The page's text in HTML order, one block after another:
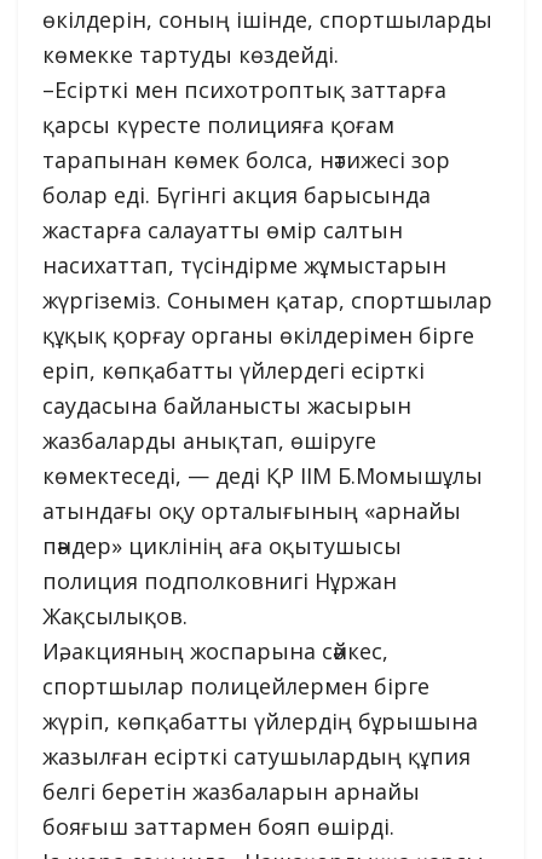
өкілдерін, соның ішінде, спортшыларды
көмекке тартуды көздейді.
–Есірткі мен психотроптық заттарға
қарсы күресте полицияға қоғам
тарапынан көмек болса, нәтижесі зор
болар еді. Бүгінгі акция барысында
жастарға салауатты өмір салтын
насихаттап, түсіндірме жұмыстарын
жүргіземіз. Сонымен қатар, спортшылар
құқық қорғау органы өкілдерімен бірге
еріп, көпқабатты үйлердегі есірткі
саудасына байланысты жасырын
жазбаларды анықтап, өшіруге
көмектеседі, — деді ҚР ІІМ Б.Момышұлы
атындағы оқу орталығының «арнайы
пәндер» циклінің аға оқытушысы
полиция подполковнигі Нұржан
Жақсылықов.
Иә, акцияның жоспарына сәйкес,
спортшылар полицейлермен бірге
жүріп, көпқабатты үйлердің бұрышына
жазылған есірткі сатушылардың құпия
белгі беретін жазбаларын арнайы
бояғыш заттармен бояп өшірді.